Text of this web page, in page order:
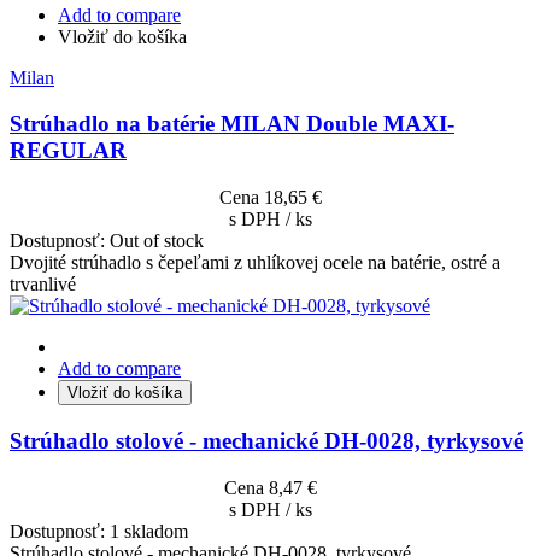
Add to compare
Vložiť do košíka
Milan
Strúhadlo na batérie MILAN Double MAXI-
REGULAR
Cena 18,65 €
s DPH / ks
Dostupnosť: Out of stock
Dvojité strúhadlo s čepeľami z uhlíkovej ocele na batérie, ostré a
trvanlivé
Add to compare
Vložiť do košíka
Strúhadlo stolové - mechanické DH-0028, tyrkysové
Cena 8,47 €
s DPH / ks
Dostupnosť: 1 skladom